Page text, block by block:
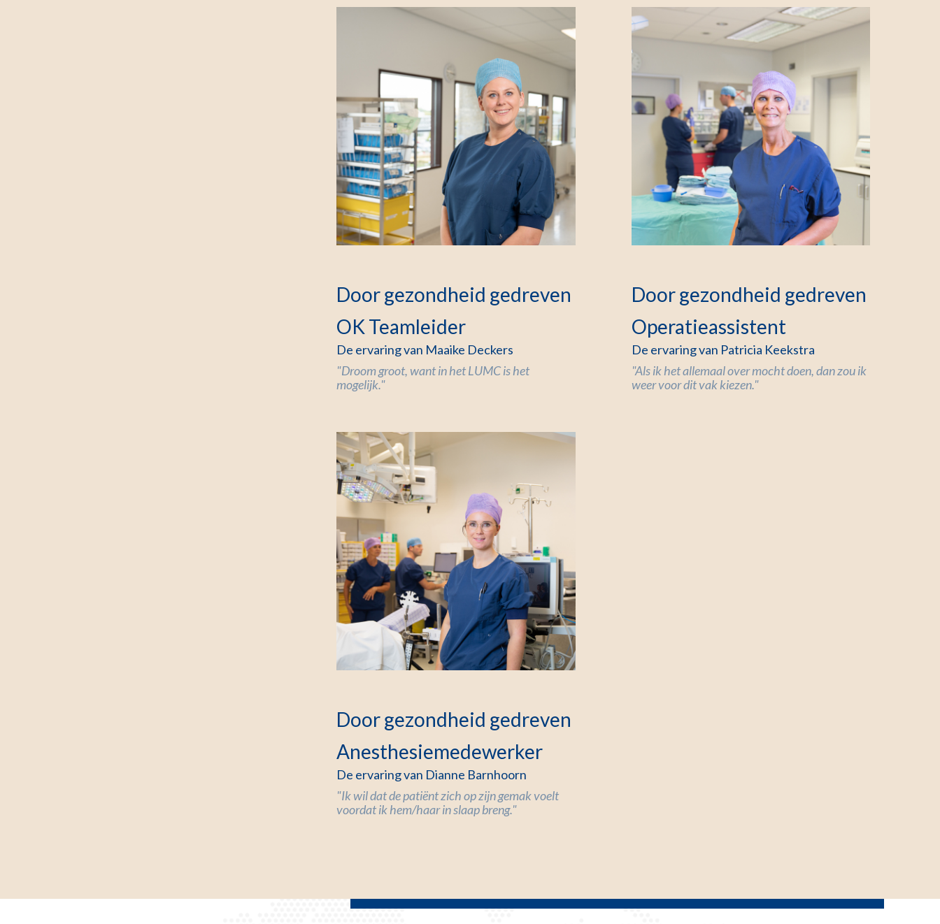
Door gezondheid gedreven
OK Teamleider
De ervaring van Maaike Deckers
"Droom groot, want in het LUMC is het
mogelijk."
Door gezondheid gedreven
Operatieassistent
De ervaring van Patricia Keekstra
"Als ik het allemaal over mocht doen, dan zou ik
weer voor dit vak kiezen."
Door gezondheid gedreven
Anesthesiemedewerker
De ervaring van Dianne Barnhoorn
"Ik wil dat de patiënt zich op zijn gemak voelt
voordat ik hem/haar in slaap breng."